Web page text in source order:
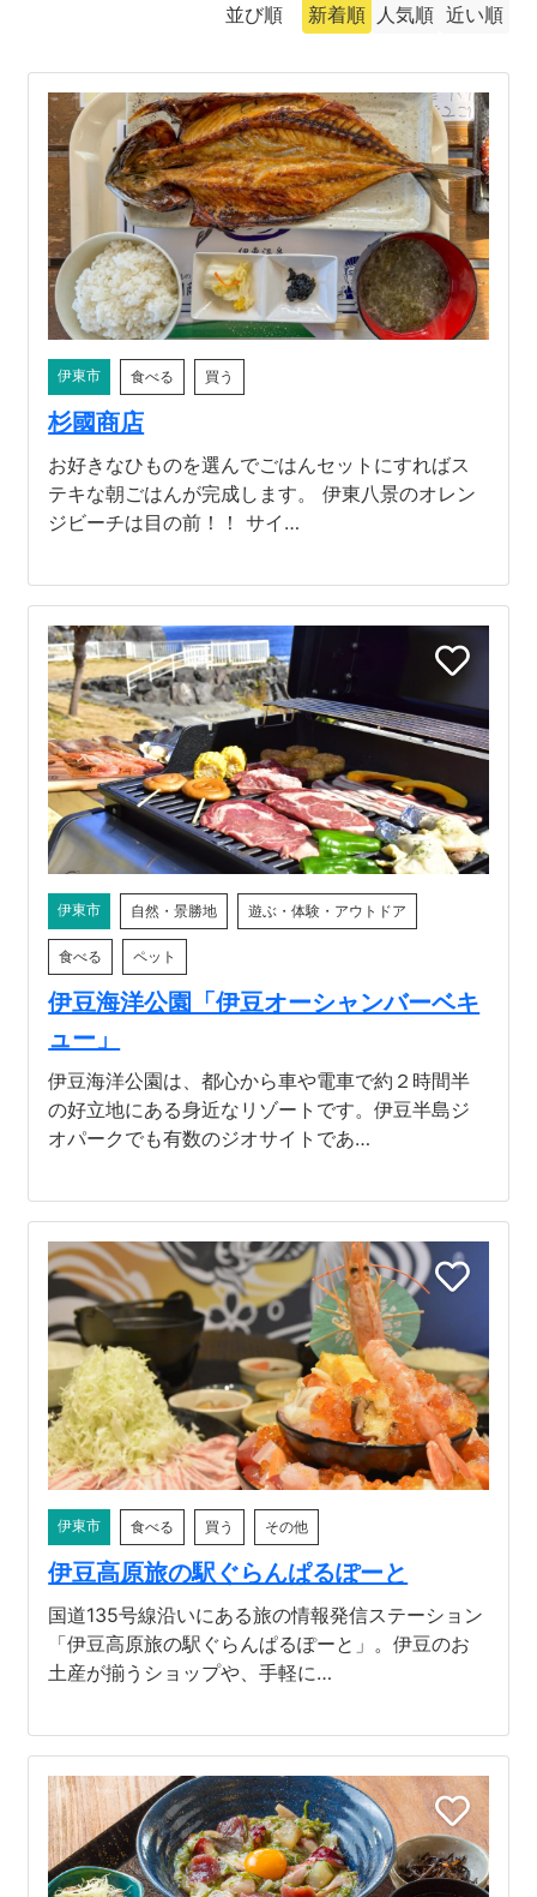
東伊豆町
伊豆市
河津町
並び順 新着順 人気順 近い順
伊東市 食べる 買う
杉國商店
お好きなひものを選んでごはんセットにすればス
テキな朝ごはんが完成します。 伊東八景のオレン
ジビーチは目の前！！ サイ…
伊東市 自然・景勝地 遊ぶ・体験・アウトドア
食べる ペット
伊豆海洋公園「伊豆オーシャンバーベキ
ュー」
伊豆海洋公園は、都心から車や電車で約２時間半
の好立地にある身近なリゾートです。伊豆半島ジ
オパークでも有数のジオサイトであ…
伊東市 食べる 買う その他
伊豆高原旅の駅ぐらんぱるぽーと
国道135号線沿いにある旅の情報発信ステーション
「伊豆高原旅の駅ぐらんぱるぽーと」。伊豆のお
土産が揃うショップや、手軽に…